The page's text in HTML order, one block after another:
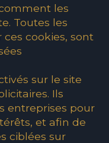
les
Toutes les
cookies, sont
sur le site
Ils
entreprises pour
et afin de
ciblées sur